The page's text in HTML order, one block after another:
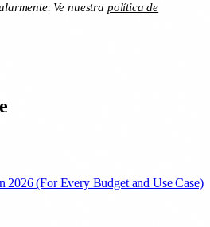
Ve nuestra política de
2026 (For Every Budget and Use Case)